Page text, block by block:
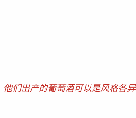
们出产的葡萄酒可以是风格各异